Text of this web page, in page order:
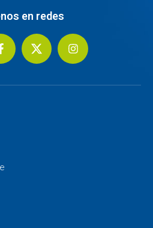
en redes